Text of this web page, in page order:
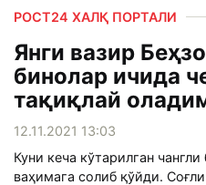
РОСТ24 ХАЛҚ ПОРТАЛИ
Янги вазир
бинолар ичида
тақиқлай
12.11.2021 13:03
Куни кеча кўтарилган
ваҳимага солиб қўйди.